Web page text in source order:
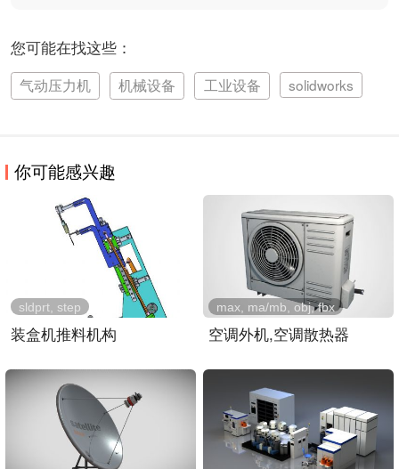
您可能在找这些：
气动压力机 机械设备 工业设备 solidworks
你可能感兴趣
装盒机推料机构
sldprt, step
空调外机,空调散热器
max, ma/mb, obj, fbx